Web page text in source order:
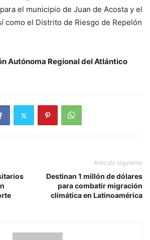
el municipio de Juan de Acosta y el
como el Distrito de Riesgo de Repelón
Autónoma Regional del Atlántico
Artículo siguiente
Destinan 1 millón de dólares
para combatir migración
climática en Latinoamérica